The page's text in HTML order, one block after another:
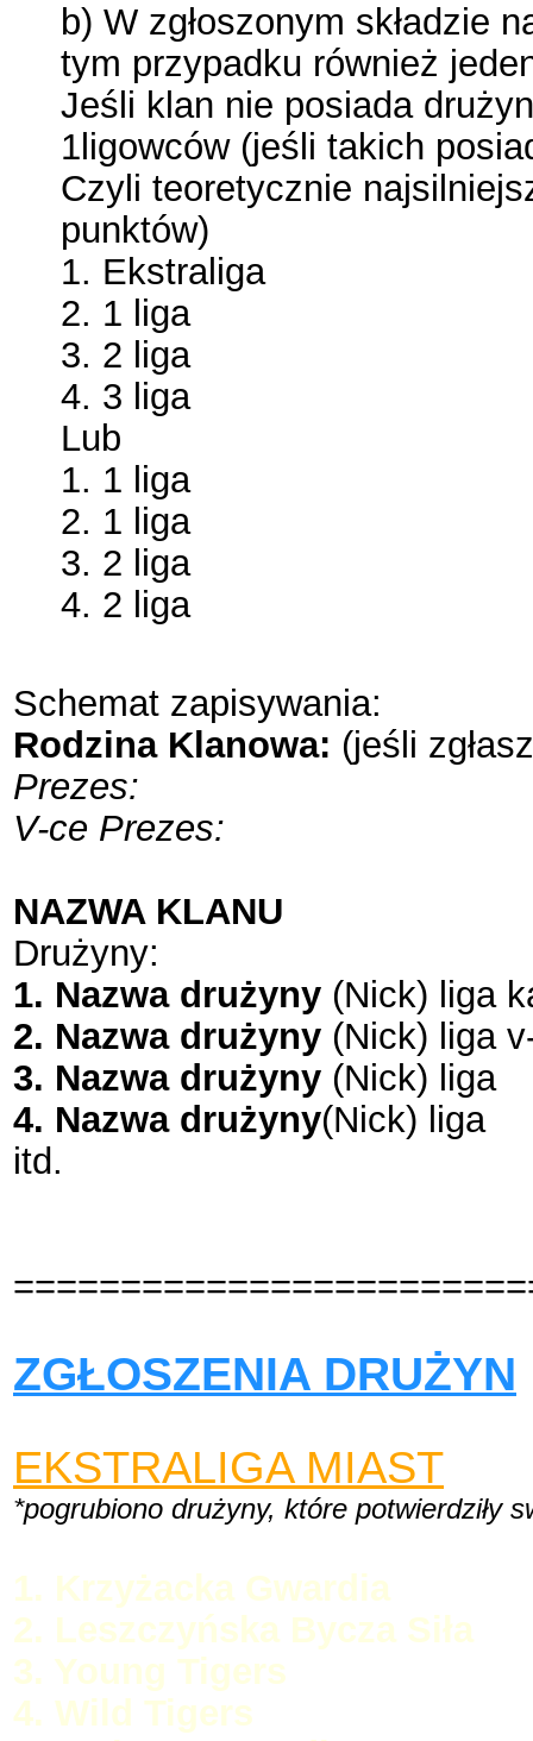
b) W zgłoszonym składzie
tym przypadku również
Jeśli klan nie posiada
1ligowców (jeśli takich
Czyli teoretycznie
punktów)
1. Ekstraliga
2. 1 liga
3. 2 liga
4. 3 liga
Lub
1. 1 liga
2. 1 liga
3. 2 liga
4. 2 liga
Schemat zapisywania:
Rodzina Klanowa: (jeśli
Prezes:
V-ce Prezes:
NAZWA KLANU
Drużyny:
1. Nazwa drużyny (Nick) liga
2. Nazwa drużyny (Nick) liga
3. Nazwa drużyny (Nick) liga
4. Nazwa drużyny(Nick) liga
itd.
ZGŁOSZENIA DRUŻYN
EKSTRALIGA MIAST
*pogrubiono drużyny, które potwierdziły
1. Krzyżacka Gwardia
2. Leszczyńska Bycza Siła
3. Young Tigers
4. Wild Tigers